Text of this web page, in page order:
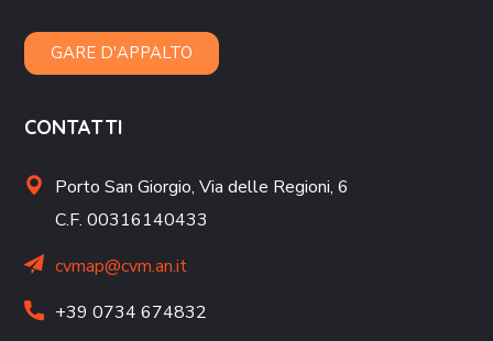
GARE D'APPALTO
CONTATTI
Porto San Giorgio,Via delle Regioni, 6
C.F. 00316140433
cvmap@cvm.an.it
+39 0734 674832